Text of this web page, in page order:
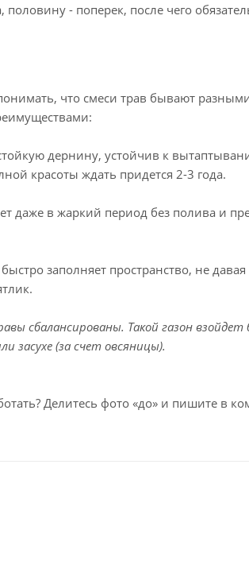
- поперек, после чего
что смеси трав бывают
дернину, устойчив к
красоты ждать придется 2-3 года.
даже в жаркий период без полива и
заполняет пространство, не
сбалансированы. Такой газон взойдет
засухе (за счет овсяницы).
Делитесь фото «до» и пишите в